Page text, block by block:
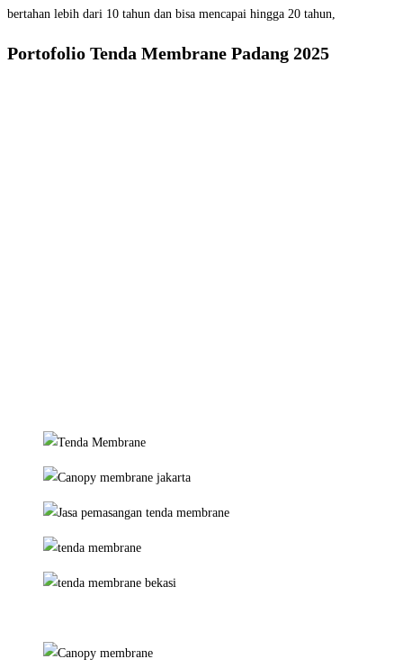
bertahan lebih dari 10 tahun dan bisa mencapai hingga 20 tahun,
Portofolio Tenda Membrane Padang 2025